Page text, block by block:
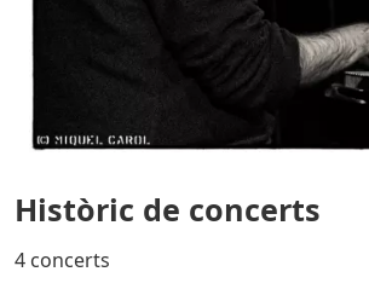
Històric de concerts
4 concerts